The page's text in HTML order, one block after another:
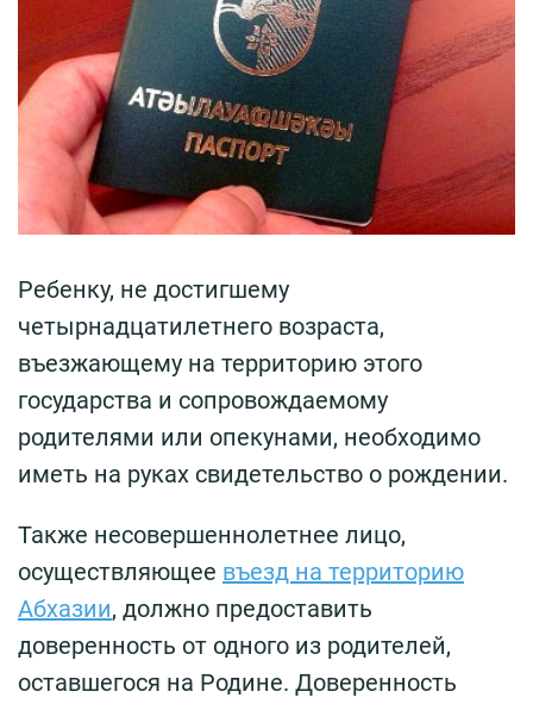
Ребенку, не достигшему
четырнадцатилетнего возраста,
въезжающему на территорию этого
государства и сопровождаемому
родителями или опекунами, необходимо
иметь на руках свидетельство о рождении.
Также несовершеннолетнее лицо,
осуществляющее въезд на территорию
Абхазии, должно предоставить
доверенность от одного из родителей,
оставшегося на Родине. Доверенность